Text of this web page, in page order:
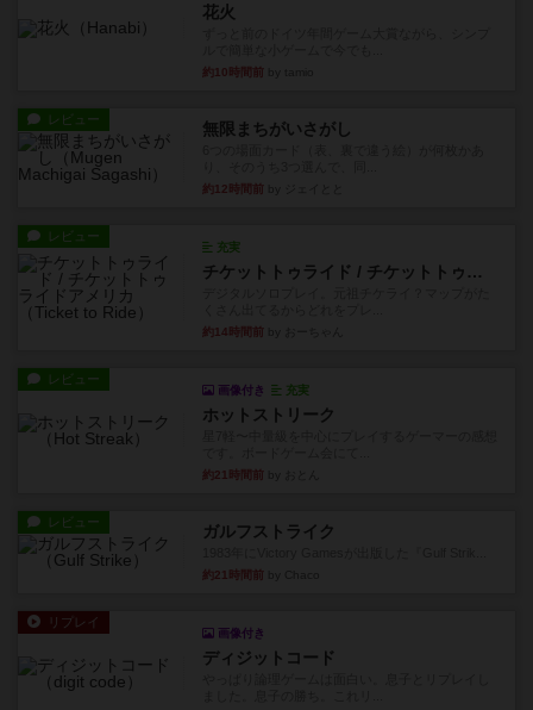
花火
約10時間前
レビュー 無限まちがいさがし
約12時間前
レビュー
充実
チケットトゥライド / チケットトゥライドアメリカ
約14時間前
レビュー
画像付き 充実
ホットストリーク
約21時間前
レビュー ガルフストライク
約21時間前
リプレイ
画像付き
ディジットコード